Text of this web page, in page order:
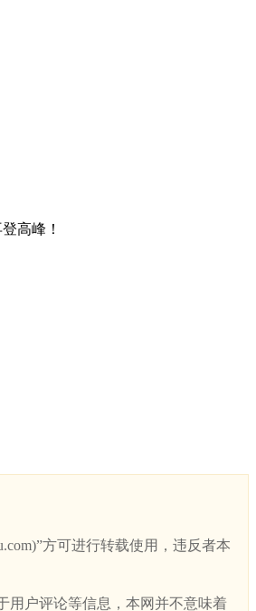
高峰！
方可进行转载使用，违反者本
用户评论等信息，本网并不意味着